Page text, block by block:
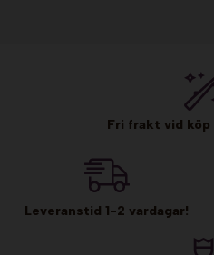
Fri frakt vid köp
Leveranstid 1-2 vardagar!